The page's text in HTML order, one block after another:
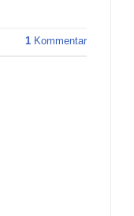
1Kommentar